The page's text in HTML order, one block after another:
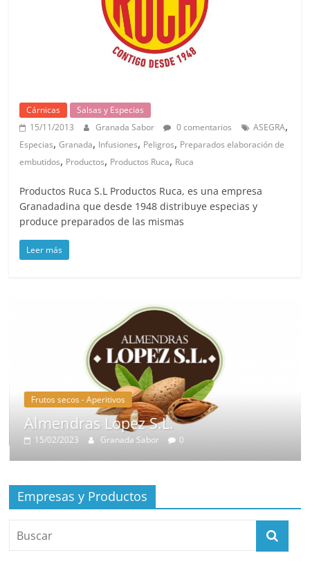
Cárnicas
Salsas y Especias
15/11/2013
Granada Sabor 0 comentarios ASEGRA,
Especias,Granada, Infusiones, Peligros, Preparados elaboración de
embutidos, Productos, Productos Ruca, Ruca
Productos Ruca S.L Productos Ruca, es una empresa
Granadadina que desde 1948 distribuye especias y
produce preparados de las mismas
Leer más
Frutos secos - Aperitivos
Almendras Lopez S.L.
15/02/2023 Granada Sabor 0
Empresas y Productos